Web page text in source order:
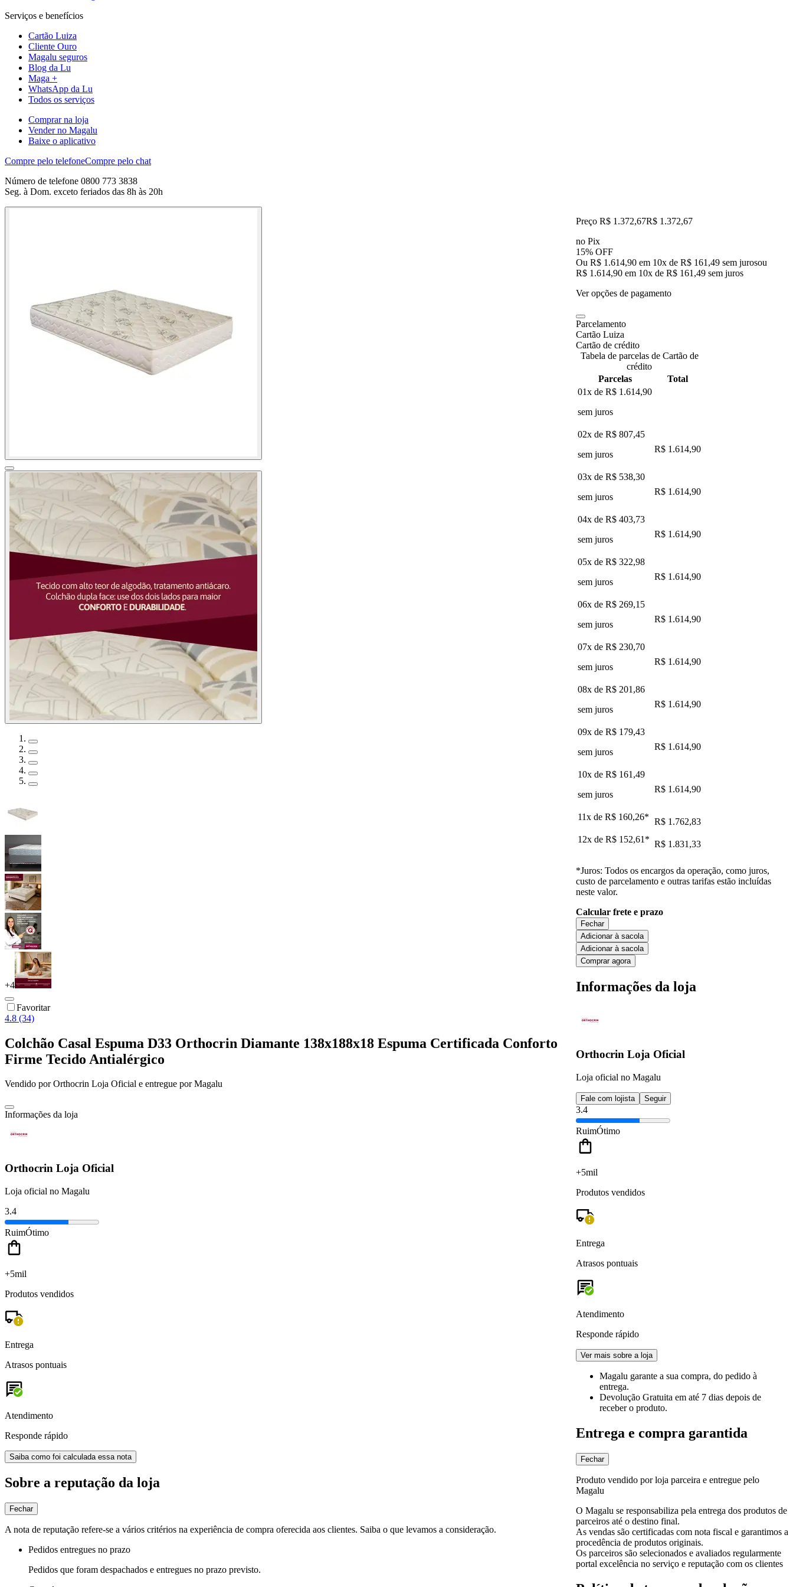
Serviços e benefícios
Cartão Luiza
Cliente Ouro
Magalu seguros
Blog da Lu
Maga +
WhatsApp da Lu
Todos os serviços
Comprar na loja
Vender no Magalu
Baixe o aplicativo
Compre pelo telefoneCompre pelo chat
Número de telefone 0800 773 3838
Seg. à Dom. exceto feriados das 8h às 20h
+4
Favoritar
4.8 (34)
Colchão Casal Espuma D33 Orthocrin Diamante 138x188x18 Espuma Certificada Conforto
Firme Tecido Antialérgico
Vendido porOrthocrin Loja Oficial e entregue por Magalu
Informações da loja
Orthocrin Loja Oficial
Loja oficial no Magalu
3.4
RuimÓtimo
+5mil
Produtos vendidos
Entrega
Atrasos pontuais
Atendimento
Responde rápido
Saiba como foi calculada essa nota
Sobre a reputação da loja
Fechar
A nota de reputação refere-se a vários critérios na experiência de compra oferecida aos clientes. Saiba o que levamos a consideração.
Pedidos entregues no prazo
Pedidos que foram despachados e entregues no prazo previsto.
Preço R$ 1.372,67R$ 1.372,67
no Pix
15% OFF
Ou R$ 1.614,90 em 10x de R$ 161,49 sem jurosou
R$ 1.614,90 em 10x de R$ 161,49 sem juros
Ver opções de pagamento
Parcelamento
Cartão Luiza
Cartão de crédito
Tabela de parcelas de Cartão de
crédito
Parcelas
Total
01x de R$ 1.614,90
sem juros
02x de R$ 807,45
sem juros
R$ 1.614,90
03x de R$ 538,30
sem juros
R$ 1.614,90
04x de R$ 403,73
sem juros
R$ 1.614,90
05x de R$ 322,98
sem juros
R$ 1.614,90
06x de R$ 269,15
sem juros
R$ 1.614,90
07x de R$ 230,70
sem juros
R$ 1.614,90
08x de R$ 201,86
sem juros
R$ 1.614,90
09x de R$ 179,43
sem juros
R$ 1.614,90
10x de R$ 161,49
sem juros
R$ 1.614,90
11x de R$ 160,26* R$ 1.762,83
12x de R$ 152,61 * R$ 1.831,33
*Juros: Todos os encargos da operação, como juros,
custo de parcelamento e outras tarifas estão incluídas
neste valor.
Calcular frete e prazo
Fechar
Adicionar à sacola
Adicionar à sacola
Comprar agora
Informações da loja
Orthocrin Loja Oficial
Loja oficial no Magalu
Fale com lojista Seguir
3.4
RuimÓtimo
+5mil
Produtos vendidos
Entrega
Atrasos pontuais
Atendimento
Responde rápido
Ver mais sobre a loja
Magalu garante a sua compra, do pedido à
entrega.
Devolução Gratuita em até 7 dias depois de
receber o produto.
Entrega e compra garantida
Fechar
Produto vendido por loja parceira e entregue pelo
Magalu
O Magalu se responsabiliza pela entrega dos produtos de
parceiros até o destino final.
As vendas são certificadas com nota fiscal e garantimos a
procedência de produtos originais.
Os parceiros são selecionados e avaliados regularmente
portal excelência no serviço e reputação com os clientes